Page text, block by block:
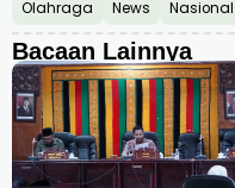
Olahraga
News Nasional
Bacaan Lainnya